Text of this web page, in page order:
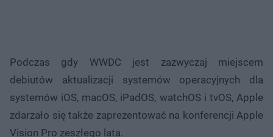
Podczas gdy WWDC jest zazwyczaj miejscem
debiutów aktualizacji systemów operacyjnych dla
systemów iOS, macOS, iPadOS, watchOS i tvOS, Apple
zdarzało się także zaprezentować na konferencji Apple
Vision Pro zeszłego lata.